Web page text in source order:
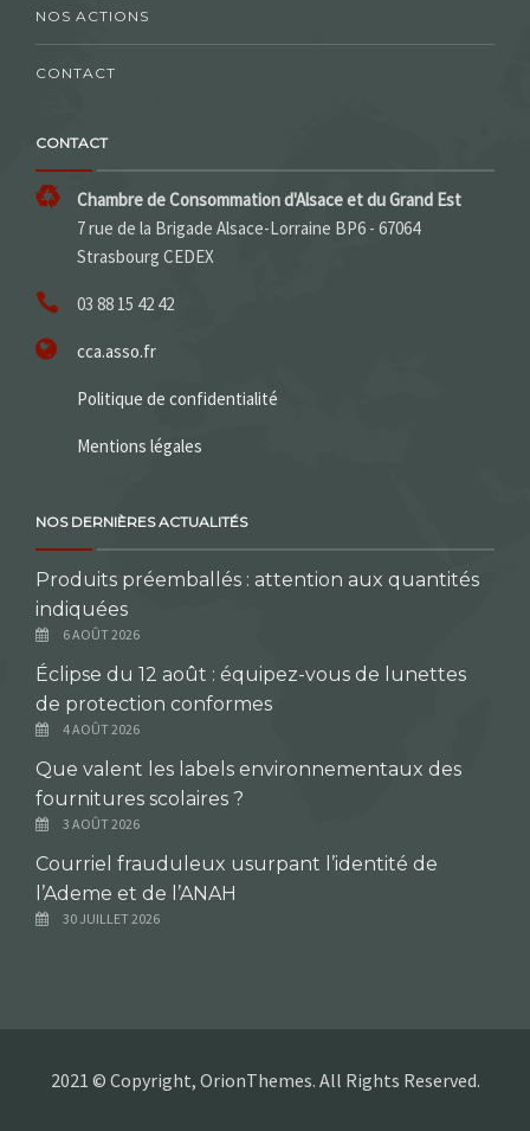
NOS ACTIONS
CONTACT
CONTACT
Chambre de Consommation d'Alsace et du Grand Est
7 rue de la Brigade Alsace-Lorraine BP6 - 67064
Strasbourg CEDEX
03 88 15 42 42
cca.asso.fr
Politique de confidentialité
Mentions légales
NOS DERNIÈRES ACTUALITÉS
Produits préemballés : attention aux quantités
indiquées
6 AOÛT 2026
Éclipse du 12 août : équipez-vous de lunettes
de protection conformes
4 AOÛT 2026
Que valent les labels environnementaux des
fournitures scolaires ?
3 AOÛT 2026
Courriel frauduleux usurpant l’identité de
l’Ademe et de l’ANAH
30 JUILLET 2026
2021 © Copyright, OrionThemes. All Rights Reserved.